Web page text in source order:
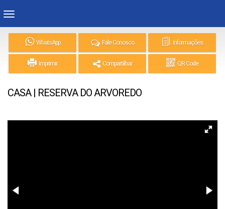
WhatsApp Fale Conosco Informações
Imprimir Compartilhar QR Code
CASA | RESERVA DO ARVOREDO